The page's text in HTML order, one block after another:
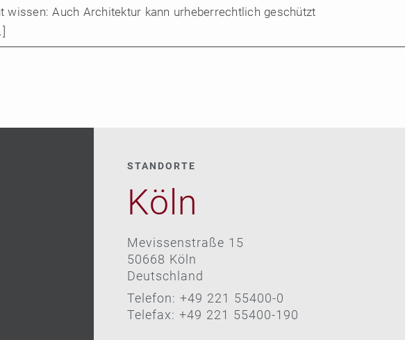
wissen: Auch Architektur kann urheberrechtlich geschützt
STANDORTE
Köln
Mevissenstraße 15
50668 Köln
Deutschland
Telefon: +49 221 55400-0
Telefax: +49 221 55400-190